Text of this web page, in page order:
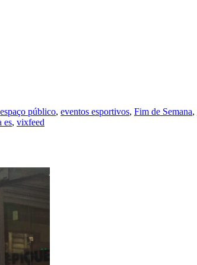
espaço público, eventos esportivos, Fim de Semana,
es, vixfeed